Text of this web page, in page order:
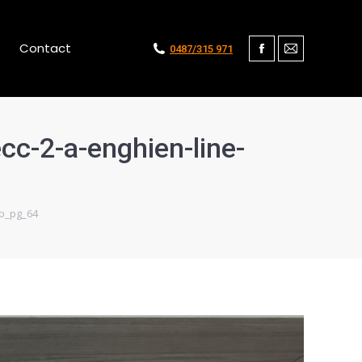
Contact 0487/315 971
Facebook
Mail
2-a-enghien-line-